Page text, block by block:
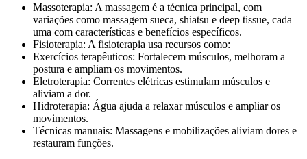
Massoterapia: A massagem é a técnica principal, com
variações como massagem sueca, shiatsu e deep tissue, cada
uma com características e benefícios específicos.
Fisioterapia: A fisioterapia usa recursos como:
Exercícios terapêuticos: Fortalecem músculos, melhoram a
postura e ampliam os movimentos.
Eletroterapia: Correntes elétricas estimulam músculos e
aliviam a dor.
Hidroterapia: Água ajuda a relaxar músculos e ampliar os
movimentos.
Técnicas manuais: Massagens e mobilizações aliviam dores e
restauram funções.